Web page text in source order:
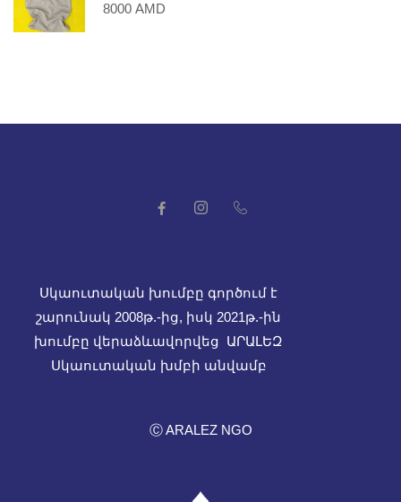
8000 AMD
Սկաուտական խումբը գործում է
շարունակ 2008թ.-ից, իսկ 2021թ.-ին
խումբը վերաձևավորվեց ԱՐԱԼԵԶ
Սկաուտական խմբի անվամբ
Ⓒ ARALEZ NGO